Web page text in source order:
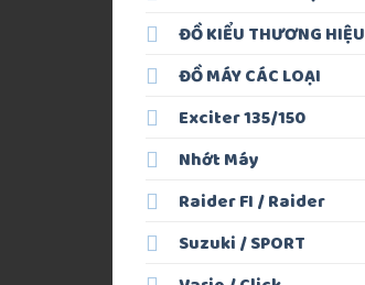
ĐỒ KIỂU THƯƠNG HIỆU
ĐỒ MÁY CÁC LOẠI
Exciter 135/150
Nhớt Máy
Raider FI / Raider
Suzuki / SPORT